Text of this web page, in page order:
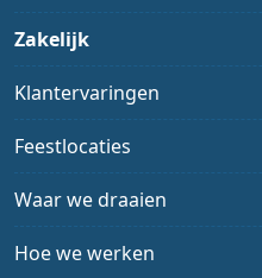
Zakelijk
Klantervaringen
Feestlocaties
Waar we draaien
Hoe we werken